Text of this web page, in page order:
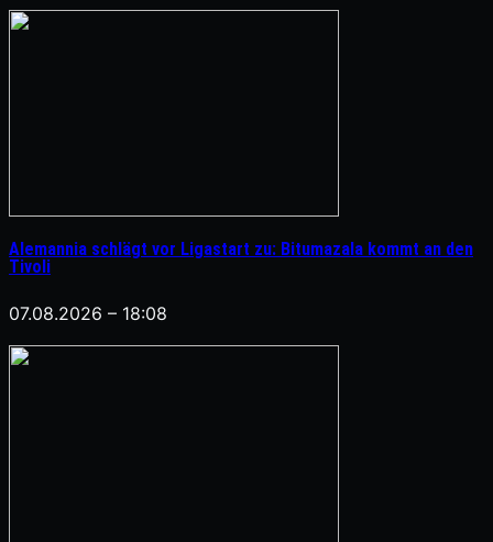
Alemannia schlägt vor Ligastart zu: Bitumazala kommt an den
Tivoli
07.08.2026 – 18:08